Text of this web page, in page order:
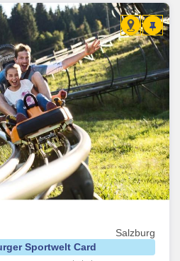
Salzburg
Sportwelt Card